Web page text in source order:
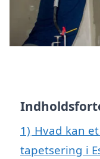
1) Hvad kan
tapetsering i